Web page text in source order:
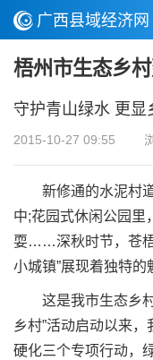
广西县域经济网
梧州市生态乡
守护青山绿水 更显
2015-10-27 09:55 浏
新修通的水泥村道
中;花园式休闲公园里
耍……深秋时节，苍梧
小城镇”展现着独特的
这是我市生态乡村
乡村”活动启动以来
硬化三个专项行动，